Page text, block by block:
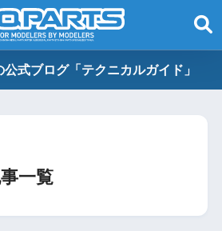
式ブログ「テクニカルガイド」
一覧